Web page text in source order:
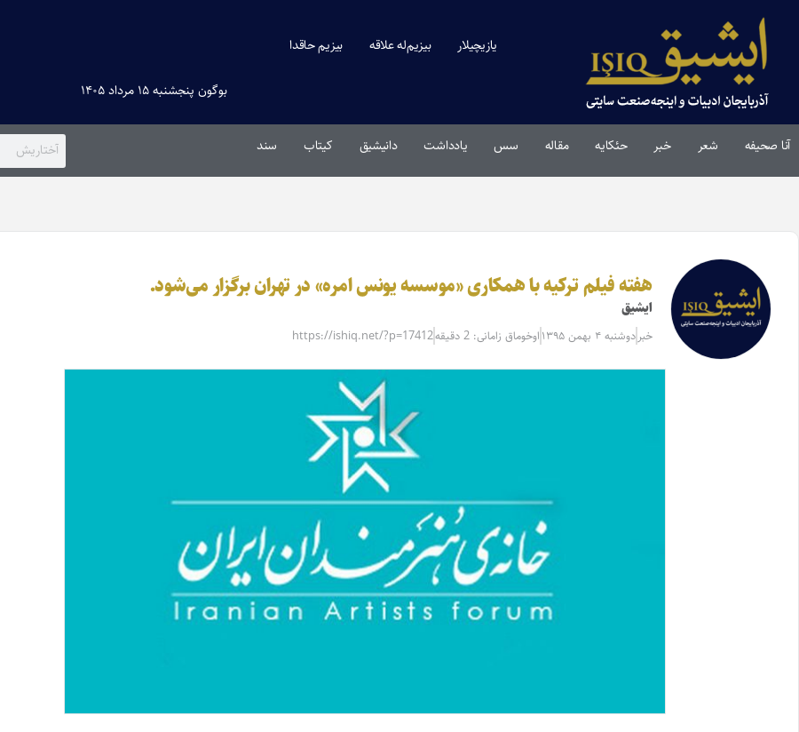
یازیچیلار بیزیم‌له علاقه بیزیم حاقدا
بوگون پنجشنبه ۱۵ مرداد ۱۴۰۵
آنا صحیفه شعر خبر حئکایه مقاله‌ سس یادداشت دانیشیق کیتاب سند
هفته فیلم ترکیه با همکاری «موسسه یونس امره» در تهران برگزار می‌شود.
ایشیق
خبر دوشنبه ۴ بهمن ۱۳۹۵ اوخوماق زامانی: 2 دقیقه https://ishiq.net/?p=17412